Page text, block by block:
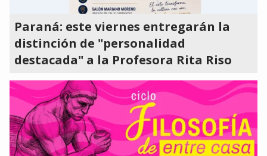
Paraná: este viernes entregarán la
distinción de "personalidad
destacada" a la Profesora Rita Riso